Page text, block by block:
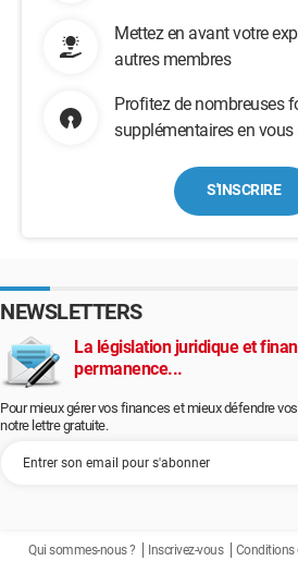
Mettez en avant votre
autres membres
Profitez de nombreuses
supplémentaires en
S'INSCRIRE
NEWSLETTERS
La législation juridique et
permanence...
Pour mieux gérer vos finances et mieux défendre
notre lettre gratuite.
Qui sommes-nous ? Inscrivez-vous Conditions